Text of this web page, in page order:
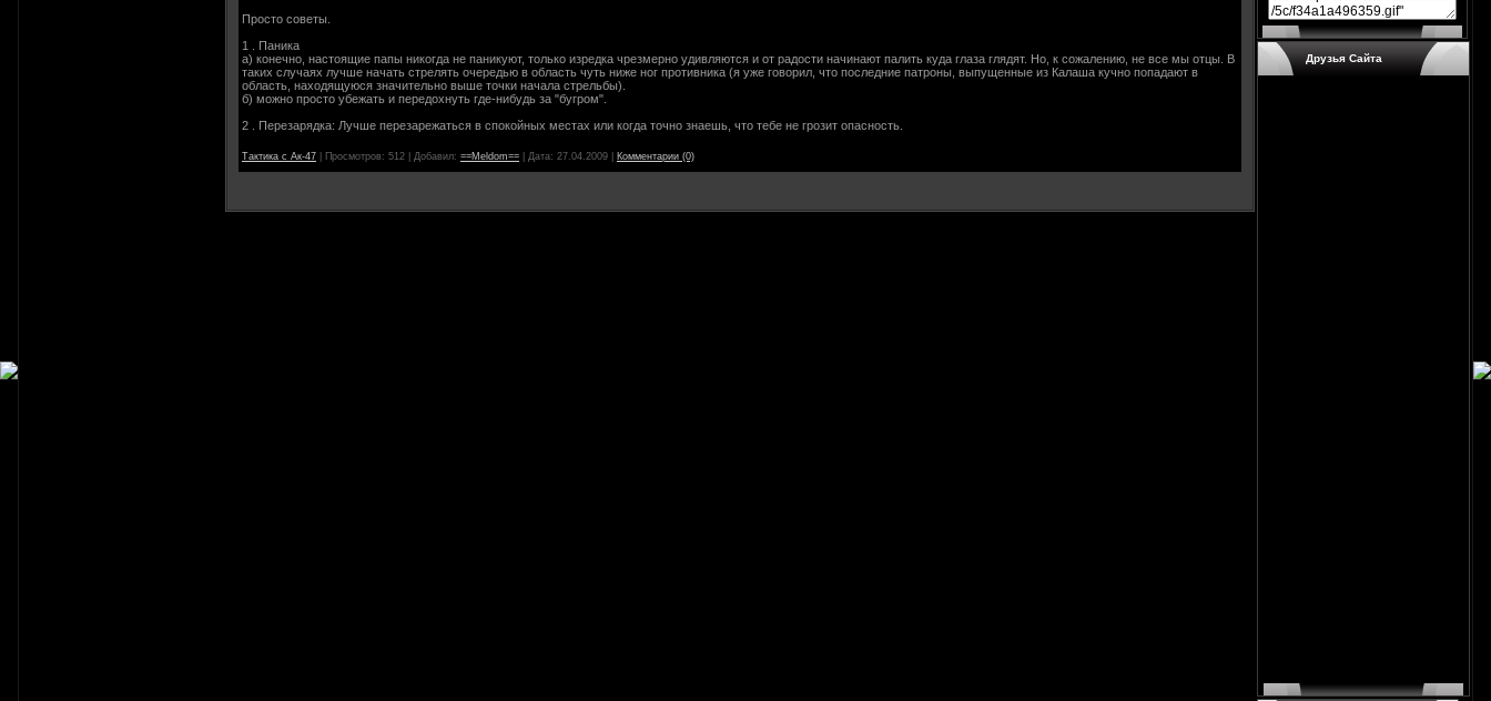
Просто советы.
1 . Паника
а) конечно, настоящие папы никогда не паникуют, только изредка чрезмерно удивляются и от радости начинают палить куда глаза глядят. Но, к сожалению, не все мы отцы. В
таких случаях лучше начать стрелять очередью в область чуть ниже ног противника (я уже говорил, что последние патроны, выпущенные из Калаша кучно попадают в
область, находящуюся значительно выше точки начала стрельбы).
б) можно просто убежать и передохнуть где-нибудь за "бугром".
2 . Перезарядка: Лучше перезарежаться в спокойных местах или когда точно знаешь, что тебе не грозит опасность.
Тактика с Ак-47 Просмотров: 512 Добавил: ==Meldom== Дата: 27.04.2009 Комментарии (0)
Друзья Сайта